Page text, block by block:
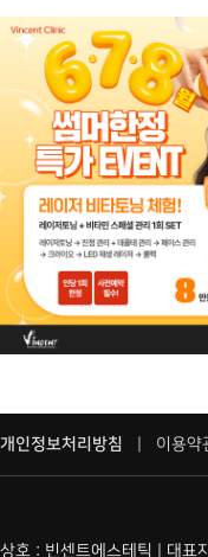
개인정보처리방침 | 이용약
상호 : 빈센트에스테틱 | 대표